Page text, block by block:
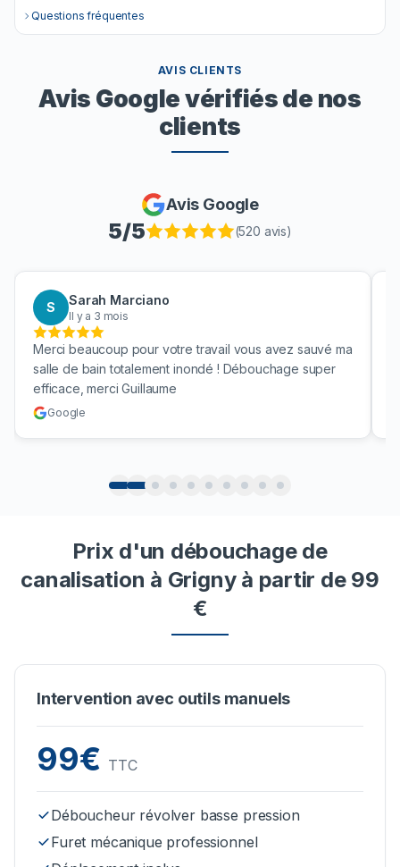
Questions fréquentes
AVIS CLIENTS
Avis Google vérifiés de nos
clients
Avis Google
5/5 (520 avis)
S Sarah Marciano
Il y a 3 mois
Merci beaucoup pour votre travail vous avez sauvé ma
salle de bain totalement inondé ! Débouchage super
efficace, merci Guillaume
Google
Prix d'un débouchage de
canalisation à Grigny à partir de 99
€
Intervention avec outils manuels
99€ TTC
Déboucheur révolver basse pression
Furet mécanique professionnel